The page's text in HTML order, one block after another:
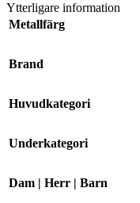
Ytterligare information
Metallfärg
Brand
Huvudkategori
Underkategori
Dam | Herr | Barn